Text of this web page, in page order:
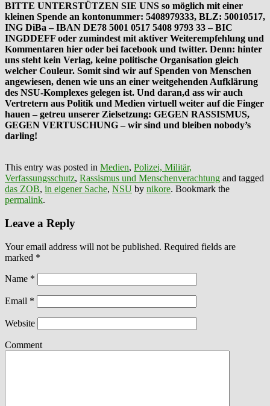
BITTE UNTERSTÜTZEN SIE UNS so möglich mit einer
kleinen Spende an kontonummer: 5408979333, BLZ: 50010517,
ING DiBa – IBAN DE78 5001 0517 5408 9793 33 – BIC
INGDDEFF oder zumindest mit aktiver Weiterempfehlung und
Kommentaren hier oder bei facebook und twitter. Denn: hinter
uns steht kein Verlag, keine politische Organisation gleich
welcher Couleur. Somit sind wir auf Spenden von Menschen
angewiesen, denen wie uns an einer weitgehenden Aufklärung
des NSU-Komplexes gelegen ist. Und daran,d ass wir auch
Vertretern aus Politik und Medien virtuell weiter auf die Finger
hauen – getreu unserer Zielsetzung: GEGEN RASSISMUS,
GEGEN VERTUSCHUNG – wir sind und bleiben nobody’s
darling!
This entry was posted in Medien, Polizei, Militär,
Verfassungsschutz, Rassismus und Menschenverachtung and tagged
das ZOB, in eigener Sache, NSU by nikore. Bookmark the
permalink.
Leave a Reply
Your email address will not be published. Required fields are
marked *
Name *
Email *
Website
Comment